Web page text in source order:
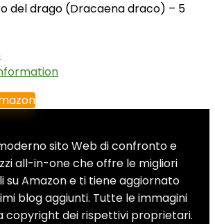
del drago (Dracaena draco) – 5
sito Web di confronto e
all-in-one che offre le migliori
su Amazon e ti tiene aggiornato
blog aggiunti. Tutte le immagini
copyright dei rispettivi proprietari.